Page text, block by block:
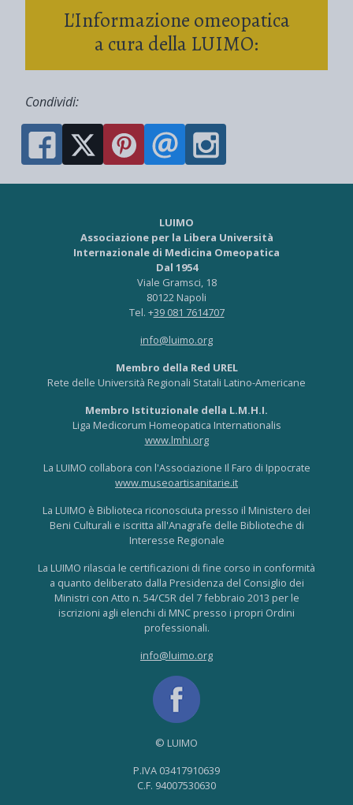
L'Informazione omeopatica
a cura della LUIMO:
Condividi:
LUIMO
Associazione per la Libera Università
Internazionale di Medicina Omeopatica
Dal 1954
Viale Gramsci, 18
80122 Napoli
Tel. +39 081 7614707
info@luimo.org
Membro della Red UREL
Rete delle Università Regionali Statali Latino-Americane
Membro Istituzionale della L.M.H.I.
Liga Medicorum Homeopatica Internationalis
www.lmhi.org
La LUIMO collabora con l'Associazione Il Faro di Ippocrate
www.museoartisanitarie.it
La LUIMO è Biblioteca riconosciuta presso il Ministero dei
Beni Culturali e iscritta all'Anagrafe delle Biblioteche di
Interesse Regionale
La LUIMO rilascia le certificazioni di fine corso in conformità
a quanto deliberato dalla Presidenza del Consiglio dei
Ministri con Atto n. 54/C5R del 7 febbraio 2013 per le
iscrizioni agli elenchi di MNC presso i propri Ordini
professionali.
info@luimo.org
© LUIMO
P.IVA 03417910639
C.F. 94007530630